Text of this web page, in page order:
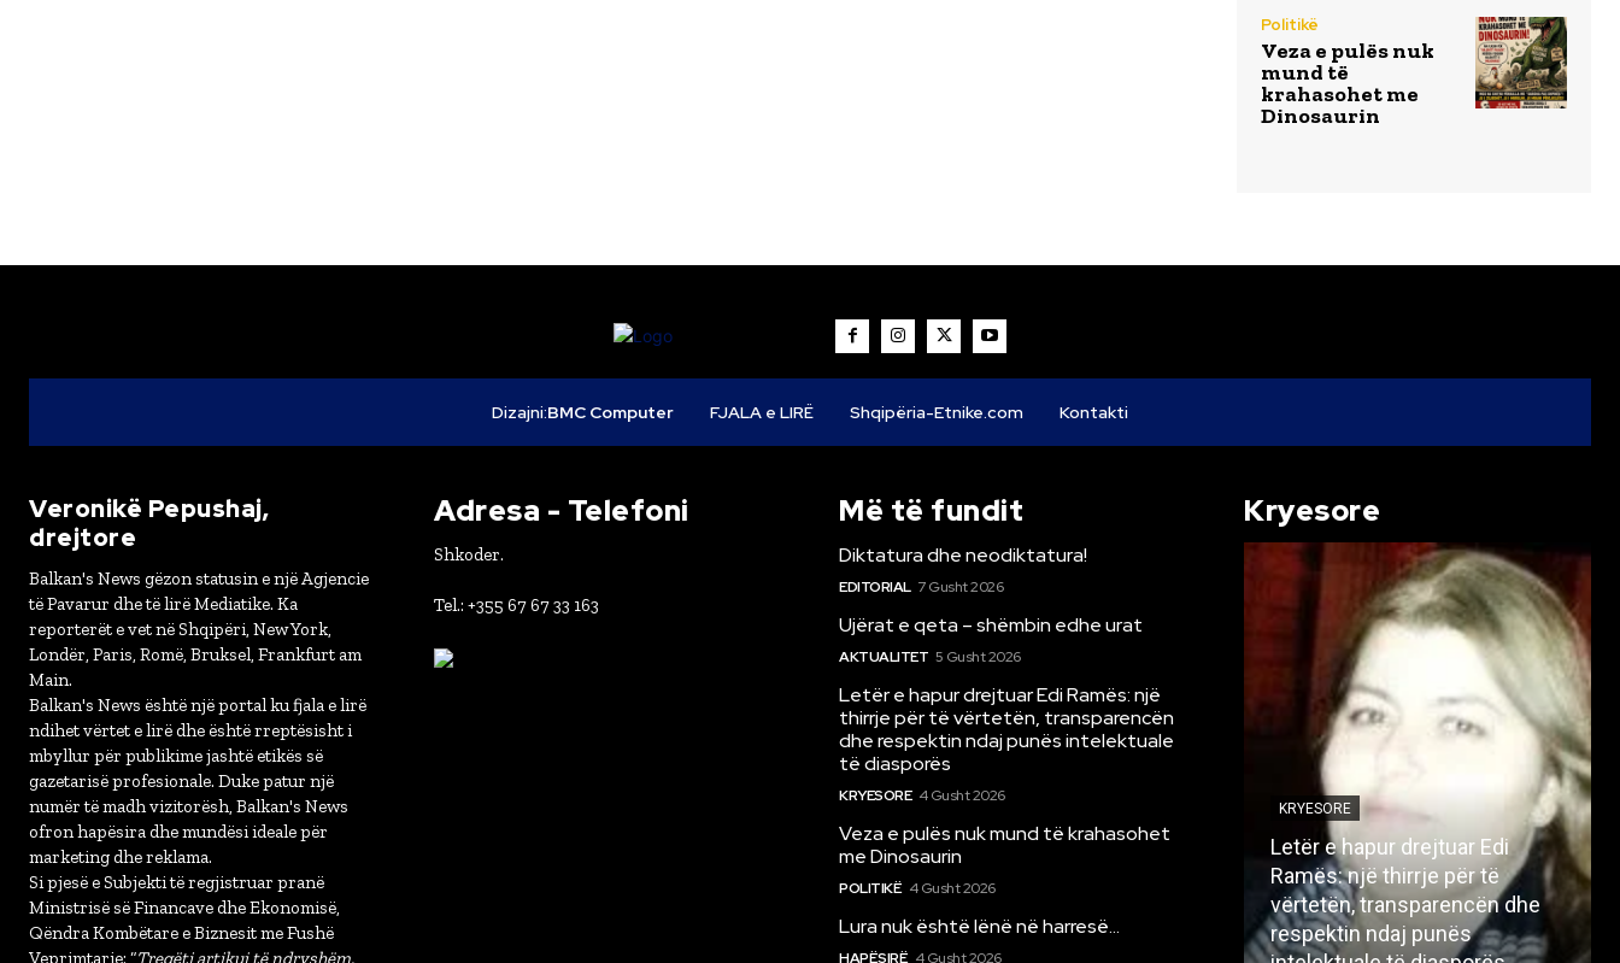
Politikë
Veza e pulës nuk
mund të
krahasohet me
Dinosaurin
Dizajni:BMC Computer FJALA e LIRË Shqipëria-Etnike.com Kontakti
Veronikë Pepushaj,
drejtore
Balkan's News gëzon statusin e një Agjencie
të Pavarur dhe të lirë Mediatike. Ka
reporterët e vet në Shqipëri, New York,
Londër, Paris, Romë, Bruksel, Frankfurt am
Main.
Balkan's News është një portal ku fjala e lirë
ndihet vërtet e lirë dhe është rreptësisht i
mbyllur për publikime jashtë etikës së
gazetarisë profesionale. Duke patur një
numër të madh vizitorësh, Balkan's News
ofron hapësira dhe mundësi ideale për
marketing dhe reklama.
Si pjesë e Subjekti të regjistruar pranë
Ministrisë së Financave dhe Ekonomisë,
Qëndra Kombëtare e Biznesit me Fushë
Veprimtarie: “Tregëti artikuj të ndryshëm,
Adresa - Telefoni
Shkoder.
Tel.: +355 67 67 33 163
Më të fundit
Diktatura dhe neodiktatura!
EDITORIAL 7 Gusht 2026
Ujërat e qeta – shëmbin edhe urat
AKTUALITET 5 Gusht 2026
Letër e hapur drejtuar Edi Ramës: një
thirrje për të vërtetën, transparencën
dhe respektin ndaj punës intelektuale
të diasporës
KRYESORE 4 Gusht 2026
Veza e pulës nuk mund të krahasohet
me Dinosaurin
POLITIKË 4 Gusht 2026
Lura nuk është lënë në harresë…
HAPËSIRË 4 Gusht 2026
Kryesore
KRYESORE
Letër e hapur drejtuar Edi
Ramës: një thirrje për të
vërtetën, transparencën dhe
respektin ndaj punës